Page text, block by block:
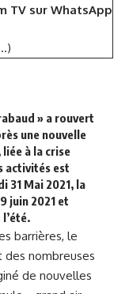
TV sur WhatsApp
» a rouvert
une nouvelle
à la crise
activités est
31 Mai 2021, la
juin 2021 et
barrières, le
des nombreuses
de nouvelles